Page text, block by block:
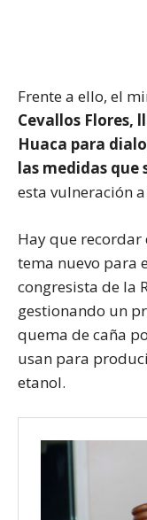
Frente a ello, el
Cevallos Flores,
Huaca para
las medidas que
esta vulneración
Hay que recordar
tema nuevo para
congresista de la
gestionando un
quema de caña
usan para
etanol.